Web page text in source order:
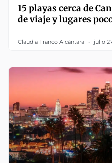
15 playas cerca de
de viaje y lugares
Claudia Franco Alcántara julio